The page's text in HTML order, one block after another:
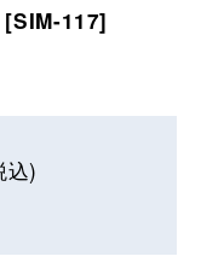
[SIM-117]
込)